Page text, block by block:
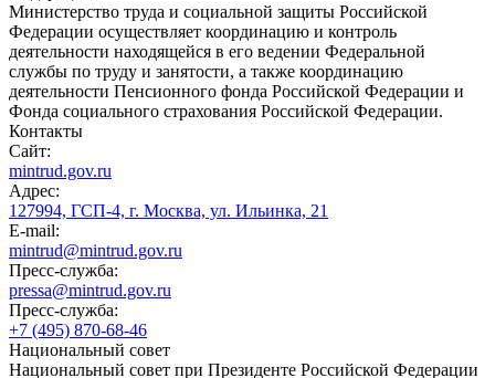
Министерство труда и социальной защиты Российской
Федерации осуществляет координацию и контроль
деятельности находящейся в его ведении Федеральной
службы по труду и занятости, а также координацию
деятельности Пенсионного фонда Российской Федерации и
Фонда социального страхования Российской Федерации.
Контакты
Сайт:
mintrud.gov.ru
Адрес:
127994, ГСП-4, г. Москва, ул. Ильинка, 21
E-mail:
mintrud@mintrud.gov.ru
Пресс-служба:
pressa@mintrud.gov.ru
Пресс-служба:
+7 (495) 870-68-46
Национальный совет
Национальный совет при Президенте Российской Федерации